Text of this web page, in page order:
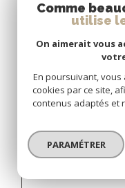
Comme
utilise
On aimerait vous
En poursuivant,
cookies par ce site,
contenus adaptés et
PARAMÉTRER